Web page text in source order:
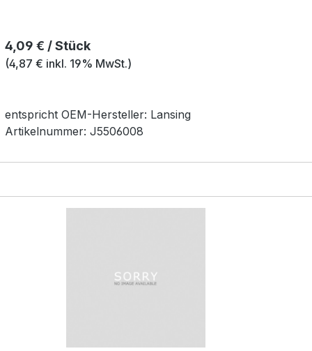
Regulärer Preis:
4,09 € / Stück
(4,87 € inkl. 19% MwSt.)
entspricht OEM-Hersteller: Lansing
Artikelnummer: J5506008